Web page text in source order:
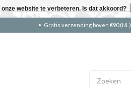
Gratis verzending boven €90 (NL)
website te verbeteren. Is dat akkoord?